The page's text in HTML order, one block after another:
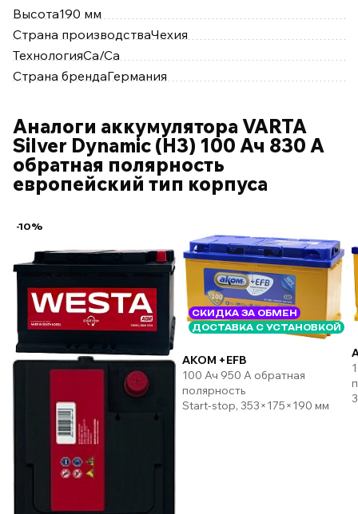
Высота190 мм
Страна производстваЧехия
ТехнологияCa/Ca
Страна брендаГермания
Аналоги аккумулятора VARTA
Silver Dynamic (H3) 100 Ач 830 А
обратная полярность
европейский тип корпуса
-10%
СКИДКА ЗА ОБМЕН
ДОСТАВКА С УСТАНОВКОЙ
AKOM +EFB
100 Ач 950 А обратная
полярность
Start-stop, 353×175×190 мм